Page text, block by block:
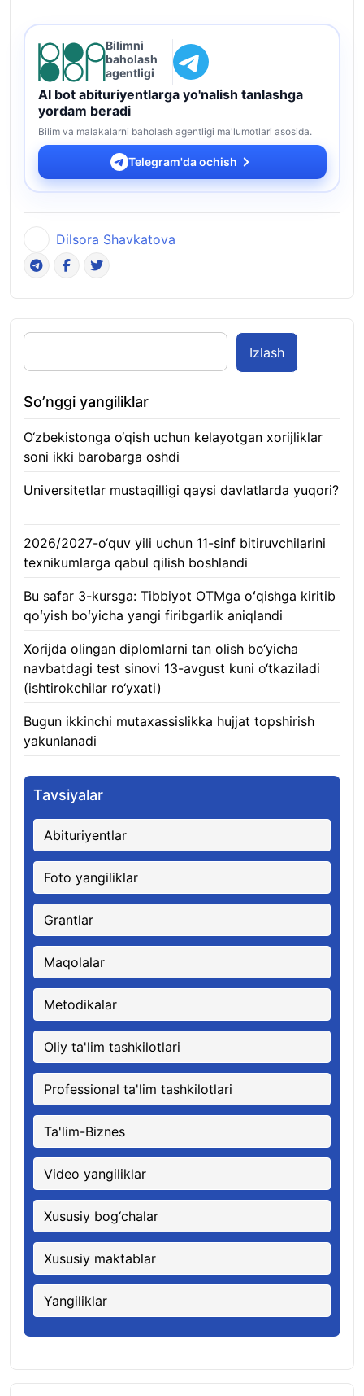
Bilimni
baholash
agentligi
AI bot abituriyentlarga yo'nalish tanlashga
yordam beradi
Bilim va malakalarni baholash agentligi ma'lumotlari asosida.
Telegram'da ochish
Dilsora Shavkatova
Izlash
So’nggi yangiliklar
O‘zbekistonga o‘qish uchun kelayotgan xorijliklar
soni ikki barobarga oshdi
Universitetlar mustaqilligi qaysi davlatlarda yuqori?
2026/2027-o‘quv yili uchun 11-sinf bitiruvchilarini
texnikumlarga qabul qilish boshlandi
Bu safar 3-kursga: Tibbiyot OTMga oʻqishga kiritib
qoʻyish boʻyicha yangi firibgarlik aniqlandi
Xorijda olingan diplomlarni tan olish bo‘yicha
navbatdagi test sinovi 13-avgust kuni o‘tkaziladi
(ishtirokchilar ro‘yxati)
Bugun ikkinchi mutaxassislikka hujjat topshirish
yakunlanadi
Tavsiyalar
Abituriyentlar
Foto yangiliklar
Grantlar
Maqolalar
Metodikalar
Oliy ta'lim tashkilotlari
Professional ta'lim tashkilotlari
Ta'lim-Biznes
Video yangiliklar
Xususiy bog‘chalar
Xususiy maktablar
Yangiliklar